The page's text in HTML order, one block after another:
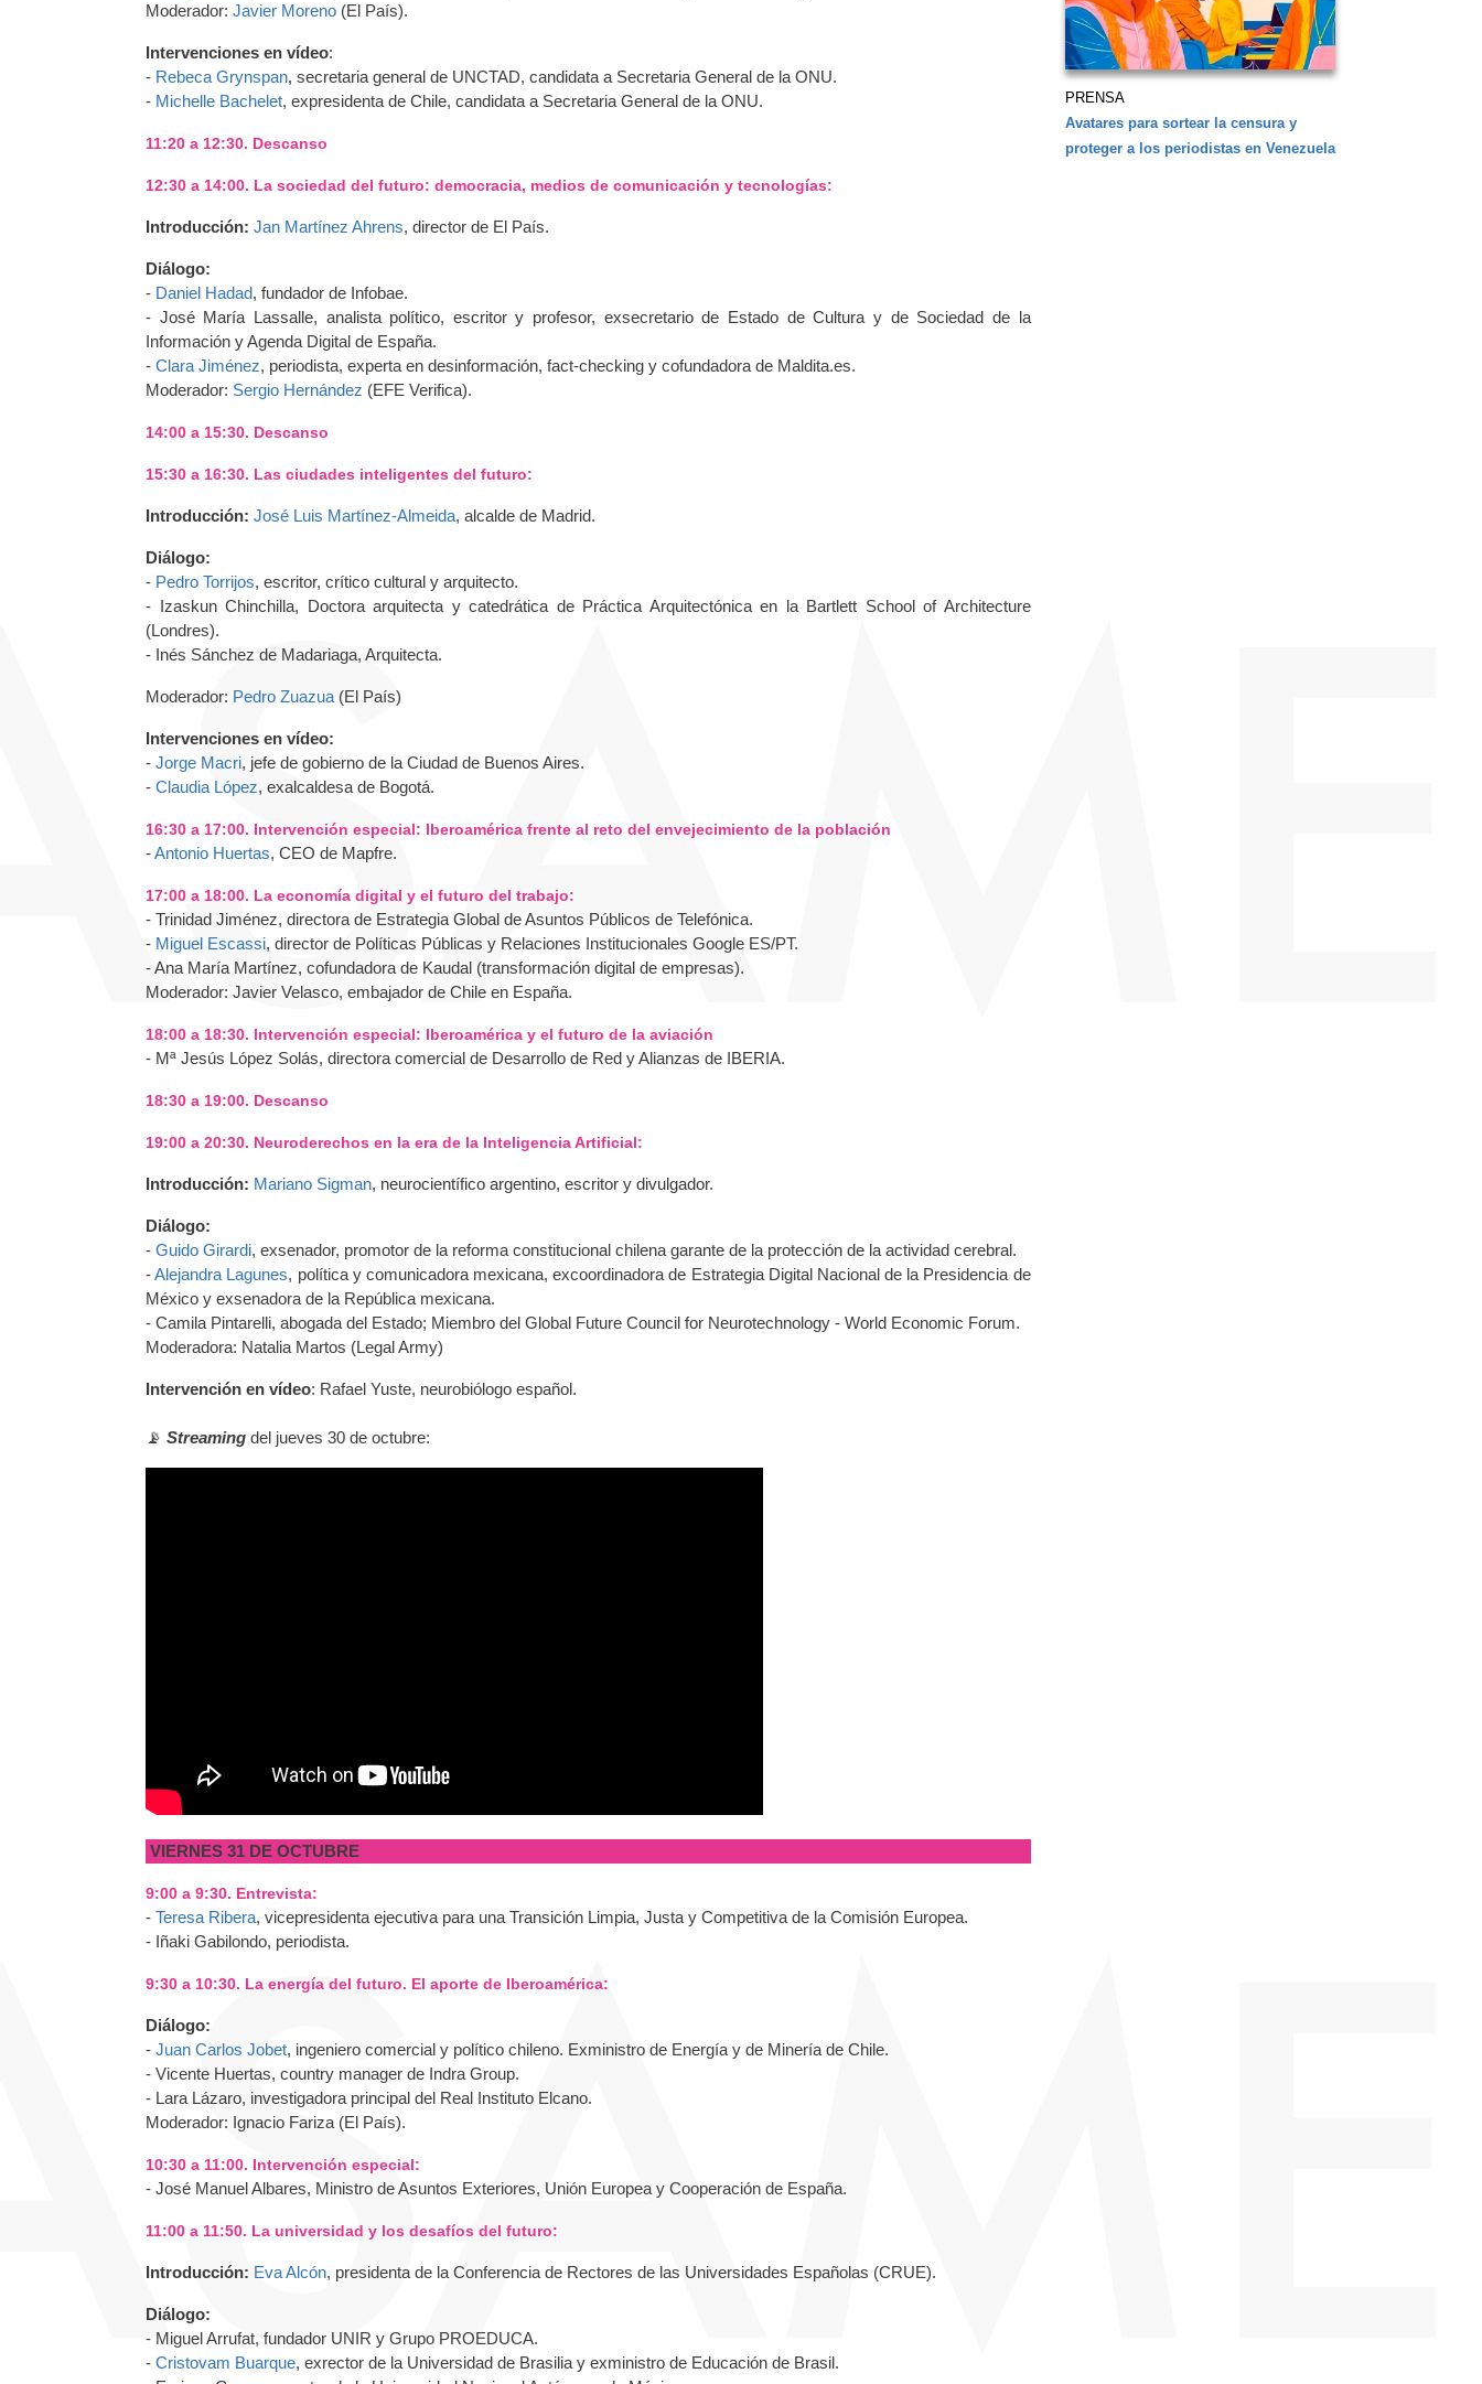
Moderador: Javier Moreno (El País).
Intervenciones en vídeo:
- Rebeca Grynspan, secretaria general de UNCTAD, candidata a Secretaria General de la ONU.
- Michelle Bachelet, expresidenta de Chile, candidata a Secretaria General de la ONU.
11:20 a 12:30. Descanso
12:30 a 14:00. La sociedad del futuro: democracia, medios de comunicación y tecnologías:
Introducción: Jan Martínez Ahrens, director de El País.
Diálogo:
- Daniel Hadad, fundador de Infobae.
- José María Lassalle, analista político, escritor y profesor, exsecretario de Estado de Cultura y de Sociedad de la
Información y Agenda Digital de España.
- Clara Jiménez, periodista, experta en desinformación, fact-checking y cofundadora de Maldita.es.
Moderador: Sergio Hernández (EFE Verifica).
14:00 a 15:30. Descanso
15:30 a 16:30. Las ciudades inteligentes del futuro:
Introducción: José Luis Martínez-Almeida, alcalde de Madrid.
Diálogo:
- Pedro Torrijos, escritor, crítico cultural y arquitecto.
- Izaskun Chinchilla, Doctora arquitecta y catedrática de Práctica Arquitectónica en la Bartlett School of Architecture
(Londres).
- Inés Sánchez de Madariaga, Arquitecta.
Moderador: Pedro Zuazua (El País)
Intervenciones en vídeo:
- Jorge Macri, jefe de gobierno de la Ciudad de Buenos Aires.
- Claudia López, exalcaldesa de Bogotá.
16:30 a 17:00. Intervención especial: Iberoamérica frente al reto del envejecimiento de la población
-Antonio Huertas, CEO de Mapfre.
17:00 a 18:00. La economía digital y el futuro del trabajo:
- Trinidad Jiménez, directora de Estrategia Global de Asuntos Públicos de Telefónica.
- Miguel Escassi, director de Políticas Públicas y Relaciones Institucionales Google ES/PT.
- Ana María Martínez, cofundadora de Kaudal (transformación digital de empresas).
Moderador: Javier Velasco, embajador de Chile en España.
18:00 a 18:30. Intervención especial: Iberoamérica y el futuro de la aviación
- Mª Jesús López Solás, directora comercial de Desarrollo de Red y Alianzas de IBERIA.
18:30 a 19:00. Descanso
19:00 a 20:30. Neuroderechos en la era de la Inteligencia Artificial:
Introducción: Mariano Sigman, neurocientífico argentino, escritor y divulgador.
Diálogo:
- Guido Girardi, exsenador, promotor de la reforma constitucional chilena garante de la protección de la actividad cerebral.
-Alejandra Lagunes, política y comunicadora mexicana, excoordinadora de Estrategia Digital Nacional de la Presidencia de
México y exsenadora de la República mexicana.
- Camila Pintarelli, abogada del Estado; Miembro del Global Future Council for Neurotechnology - World Economic Forum.
Moderadora: Natalia Martos (Legal Army)
Intervención en vídeo: Rafael Yuste, neurobiólogo español.
📡 Streaming del jueves 30 de octubre:
VIERNES 31 DE OCTUBRE
9:00 a 9:30. Entrevista:
- Teresa Ribera, vicepresidenta ejecutiva para una Transición Limpia, Justa y Competitiva de la Comisión Europea.
- Iñaki Gabilondo, periodista.
9:30 a 10:30. La energía del futuro. El aporte de Iberoamérica:
Diálogo:
- Juan Carlos Jobet, ingeniero comercial y político chileno. Exministro de Energía y de Minería de Chile.
- Vicente Huertas, country manager de Indra Group.
- Lara Lázaro, investigadora principal del Real Instituto Elcano.
Moderador: Ignacio Fariza (El País).
10:30 a 11:00. Intervención especial:
- José Manuel Albares, Ministro de Asuntos Exteriores, Unión Europea y Cooperación de España.
11:00 a 11:50. La universidad y los desafíos del futuro:
Introducción: Eva Alcón, presidenta de la Conferencia de Rectores de las Universidades Españolas (CRUE).
Diálogo:
- Miguel Arrufat, fundador UNIR y Grupo PROEDUCA.
- Cristovam Buarque, exrector de la Universidad de Brasilia y exministro de Educación de Brasil.
PRENSA
Avatares para sortear la censura y
proteger a los periodistas en Venezuela